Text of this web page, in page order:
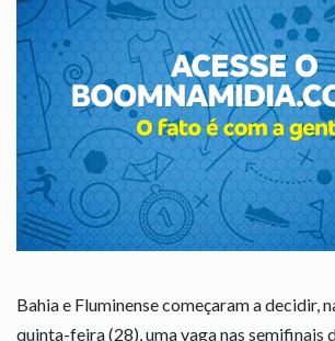
Bahia e Fluminense começaram a decidir,
quinta-feira (28), uma vaga nas semifinais